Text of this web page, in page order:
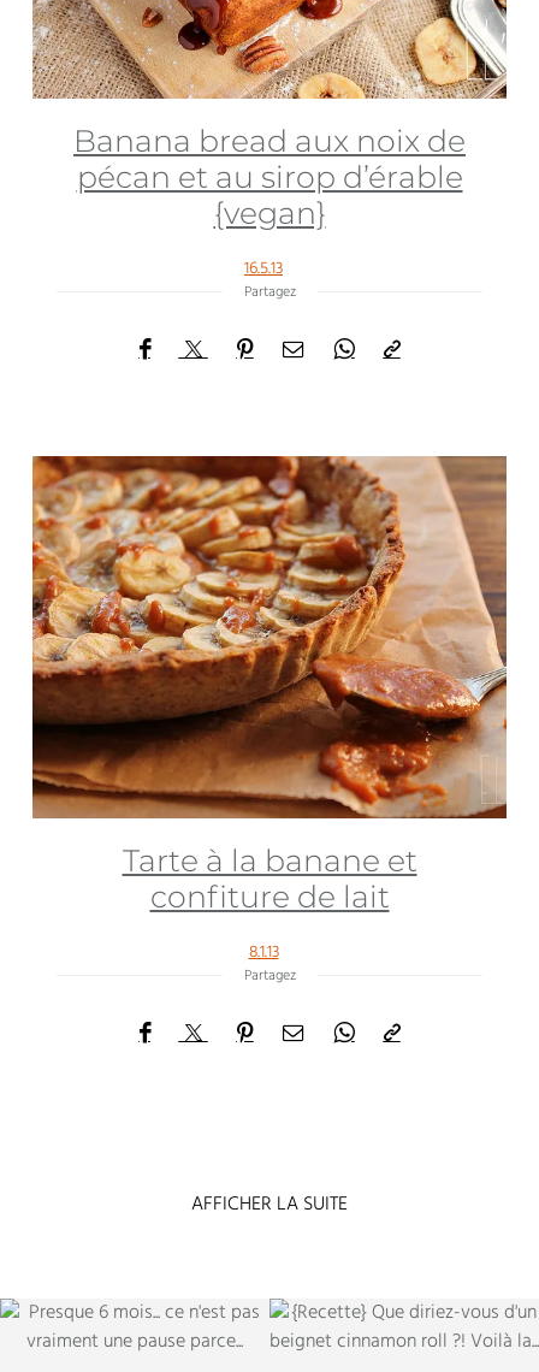
Banana bread aux noix de
pécan et au sirop d’érable
{vegan}
16.5.13
Partagez
Tarte à la banane et
confiture de lait
8.1.13
Partagez
AFFICHER LA SUITE